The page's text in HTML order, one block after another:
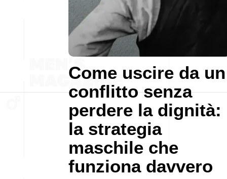
Come uscire da un
conflitto senza
perdere la dignità:
la strategia
maschile che
funziona davvero